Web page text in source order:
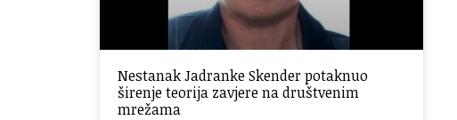
Nestanak Jadranke Skender potaknuo
širenje teorija zavjere na društvenim
mrežama